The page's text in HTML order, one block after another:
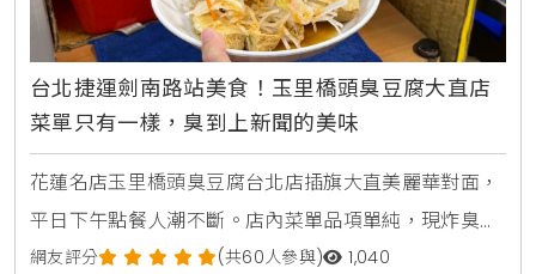
台北捷運劍南路站美食！玉里橋頭臭豆腐大直店
菜單只有一樣，臭到上新聞的美味
花蓮名店玉里橋頭臭豆腐台北店插旗大直美麗華對面，
平日下午點餐人潮不斷。店內菜單品項單純，現炸臭豆
腐外酥內軟，搭配獨門九層塔泡菜與蒜蓉辣醬，是台北
網友評分 (共60人參與) 1,040